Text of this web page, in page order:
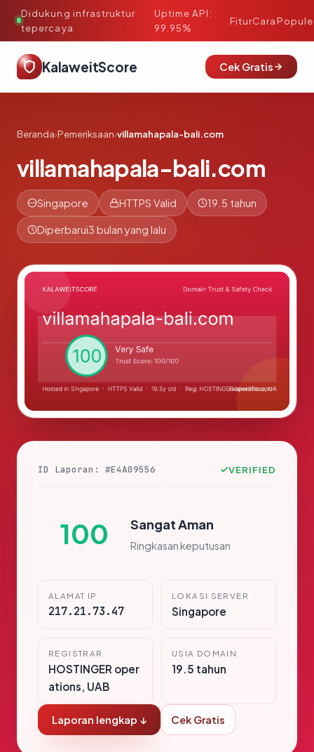
Didukung infrastruktur
tepercaya
·
Uptime API:
99.95%
FiturCara
KalaweitScore Cek Gratis
Beranda›Pemeriksaan›villamahapala-bali.com
villamahapala-bali.com
Singapore HTTPS Valid 19.5 tahun
Diperbarui3 bulan yang lalu
ID Laporan: #E4A09556 VERIFIED
100 Sangat Aman
Ringkasan keputusan
ALAMAT IP
217.21.73.47
LOKASI SERVER
Singapore
REGISTRAR
HOSTINGER oper
ations, UAB
USIA DOMAIN
19.5 tahun
Laporan lengkap ↓ Cek Gratis